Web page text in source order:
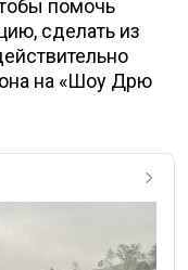
помочь
сделать из
на «Шоу Дрю